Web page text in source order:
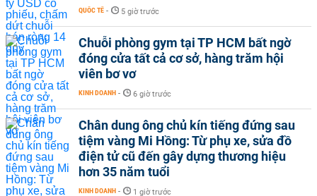
QUỐC TẾ - 5 giờ trước
Chuỗi phòng gym tại TP HCM bất ngờ
đóng cửa tất cả cơ sở, hàng trăm hội
viên bơ vơ
KINH DOANH - 6 giờ trước
Chân dung ông chủ kín tiếng đứng sau
tiệm vàng Mi Hồng: Từ phụ xe, sửa đồ
điện tử cũ đến gây dựng thương hiệu
hơn 35 năm tuổi
KINH DOANH - 1 giờ trước